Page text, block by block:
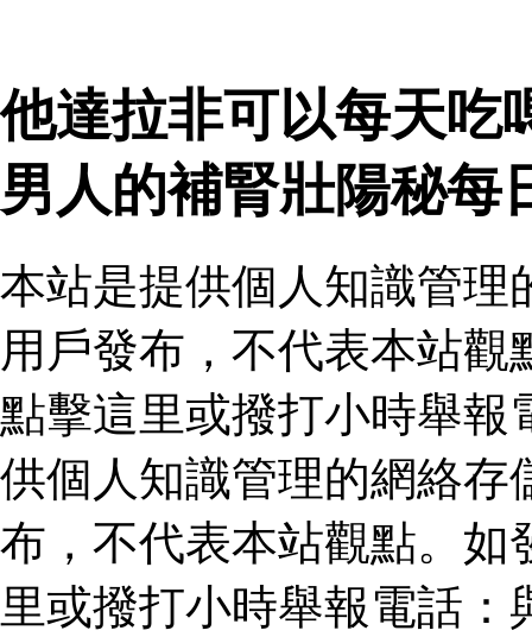
他達拉非可以每天吃
男人的補腎壯陽秘每
本站是提供個人知識管理
用戶發布，不代表本站
點擊這里或撥打小時舉報
供個人知識管理的網絡存
布，不代表本站觀點。如
里或撥打小時舉報電話：